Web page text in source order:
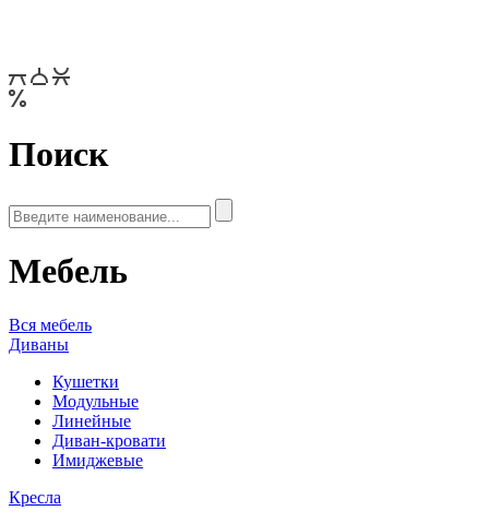
Поиск
Мебель
Вся мебель
Диваны
Кушетки
Модульные
Линейные
Диван-кровати
Имиджевые
Кресла